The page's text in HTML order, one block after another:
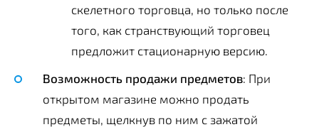
скелетного торговца, но только после
того, как странствующий торговец
предложит стационарную версию.
Возможность продажи предметов: При
открытом магазине можно продать
предметы, щелкнув по ним с зажатой